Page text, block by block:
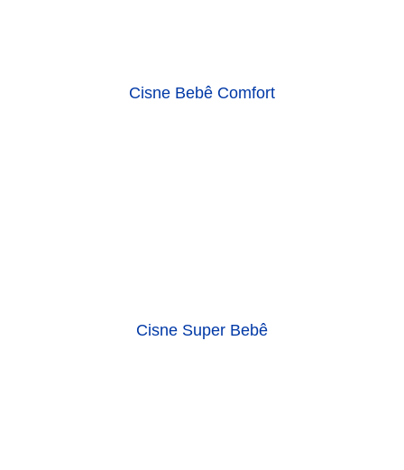
Cisne Bebê Comfort
Cisne Super Bebê